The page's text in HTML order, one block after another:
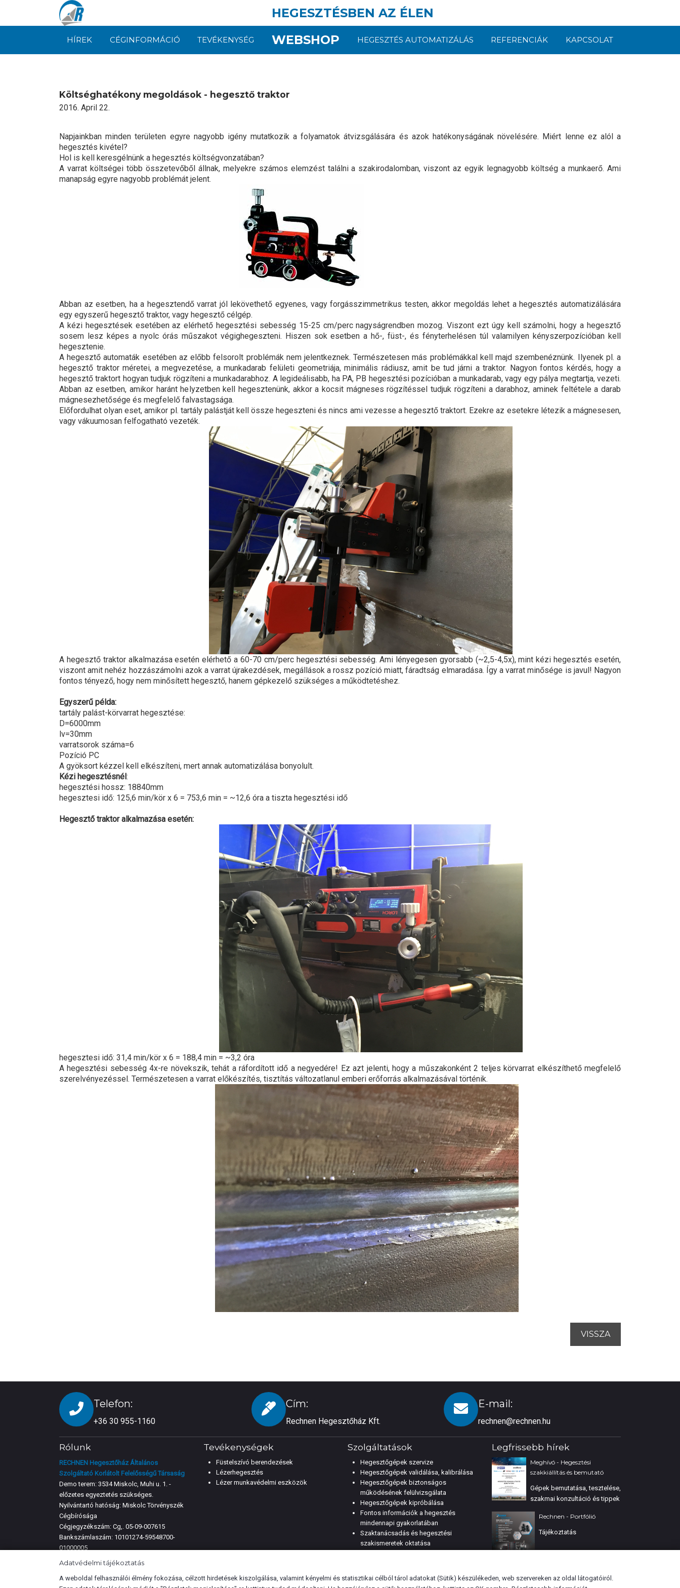
HEGESZTÉSBEN AZ ÉLEN
HÍREK CÉGINFORMÁCIÓ TEVÉKENYSÉG WEBSHOP HEGESZTÉS AUTOMATIZÁLÁS REFERENCIÁK KAPCSOLAT
Költséghatékony megoldások - hegesztő traktor
2016. April 22.
Napjainkban minden területen egyre nagyobb igény mutatkozik a folyamatok átvizsgálására és azok hatékonyságának növelésére. Miért lenne ez alól a
hegesztés kivétel?
Hol is kell keresgélnünk a hegesztés költségvonzatában?
A varrat költségei több összetevőből állnak, melyekre számos elemzést találni a szakirodalomban, viszont az egyik legnagyobb költség a munkaerő. Ami
manapság egyre nagyobb problémát jelent.
Abban az esetben, ha a hegesztendő varrat jól lekövethető egyenes, vagy forgásszimmetrikus testen, akkor megoldás lehet a hegesztés automatizálására
egy egyszerű hegesztő traktor, vagy hegesztő célgép.
A kézi hegesztések esetében az elérhető hegesztési sebesség 15-25 cm/perc nagyságrendben mozog. Viszont ezt úgy kell számolni, hogy a hegesztő
sosem lesz képes a nyolc órás műszakot végighegeszteni. Hiszen sok esetben a hő-, füst-, és fényterhelésen túl valamilyen kényszerpozícióban kell
hegesztenie.
A hegesztő automaták esetében az előbb felsorolt problémák nem jelentkeznek. Természetesen más problémákkal kell majd szembenéznünk. Ilyenek pl. a
hegesztő traktor méretei, a megvezetése, a munkadarab felületi geometriája, minimális rádiusz, amit be tud járni a traktor. Nagyon fontos kérdés, hogy a
hegesztő traktort hogyan tudjuk rögzíteni a munkadarabhoz. A legideálisabb, ha PA, PB hegesztési pozícióban a munkadarab, vagy egy pálya megtartja, vezeti.
Abban az esetben, amikor haránt helyzetben kell hegesztenünk, akkor a kocsit mágneses rögzítéssel tudjuk rögzíteni a darabhoz, aminek feltétele a darab
mágnesezhetősége és megfelelő falvastagsága.
Előfordulhat olyan eset, amikor pl. tartály palástját kell össze hegeszteni és nincs ami vezesse a hegesztő traktort. Ezekre az esetekre létezik a mágnesesen,
vagy vákuumosan felfogatható vezeték.
A hegesztő traktor alkalmazása esetén elérhető a 60-70 cm/perc hegesztési sebesség. Ami lényegesen gyorsabb (~2,5-4,5x), mint kézi hegesztés esetén,
viszont amit nehéz hozzászámolni azok a varrat újrakezdések, megállások a rossz pozíció miatt, fáradtság elmaradása. Így a varrat minősége is javul! Nagyon
fontos tényező, hogy nem minősített hegesztő, hanem gépkezelő szükséges a működtetéshez.
Egyszerű példa:
tartály palást-körvarrat hegesztése:
D=6000mm
lv=30mm
varratsorok száma=6
Pozíció PC
A gyöksort kézzel kell elkészíteni, mert annak automatizálása bonyolult.
Kézi hegesztésnél:
hegesztési hossz: 18840mm
hegesztesi idő: 125,6 min/kör x 6 = 753,6 min = ~12,6 óra a tiszta hegesztési idő
Hegesztő traktor alkalmazása esetén:
hegesztesi idő: 31,4 min/kör x 6 = 188,4 min = ~3,2 óra
A hegesztési sebesség 4x-re növekszik, tehát a ráfordított idő a negyedére! Ez azt jelenti, hogy a műszakonként 2 teljes körvarrat elkészíthető megfelelő
szerelvényezéssel. Természetesen a varrat előkészítés, tisztítás változatlanul emberi erőforrás alkalmazásával történik.
VISSZA
Telefon:
+36 30 955-1160
Cím:
Rechnen Hegesztőház Kft.
E-mail:
rechnen@rechnen.hu
Rólunk
RECHNEN Hegesztőház Általános
Szolgáltató Korlátolt Felelősségű Társaság
Demo terem: 3534 Miskolc, Muhi u. 1. -
előzetes egyeztetés szükséges.
Nyilvántartó hatóság: Miskolc Törvényszék
Cégbírósága
Cégjegyzékszám: Cg,. 05-09-007615
Bankszámlaszám: 10101274-59548700-
01000005
Telefon/Mobil:
+36 30 955-1160
rechnen@rechnen.hu
Tevékenységek
Füstelszívó berendezések
Lézerhegesztés
Lézer munkavédelmi eszközök
Szolgáltatások
Hegesztőgépek szervize
Hegesztőgépek validálása, kalibrálása
Hegesztőgépek biztonságos
működésének felülvizsgálata
Hegesztőgépek kipróbálása
Fontos információk a hegesztés
mindennapi gyakorlatában
Szaktanácsadás és hegesztési
szakismeretek oktatása
Legfrissebb hírek
Meghívó - Hegesztési
szakkiállítás és bemutató
Gépek bemutatása, tesztelése,
szakmai konzultáció és tippek
Rechnen - Portfólió
Tájékoztatás
Lézerhegesztés továbbképzés
Adatvédelmi tájékoztatás
A weboldal felhasználói élmény fokozása, célzott hirdetések kiszolgálása, valamint kényelmi és statisztikai célból tárol adatokat (Sütik) készülékeden, web szervereken az oldal látogatóiról.